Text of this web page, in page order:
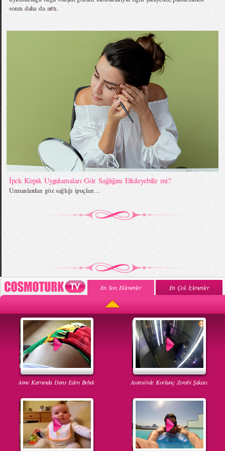
sonra daha da arttı.
İpek Kirpik Uygulamaları Göz Sağlığını Etkileyebilir mi?
Uzmanlardan göz sağlığı ipuçları…
En Son Eklenenler En Çok İzlenenler
Anne Karnında Dans Eden Bebek Asansörde Korkunç Zombi Şakası